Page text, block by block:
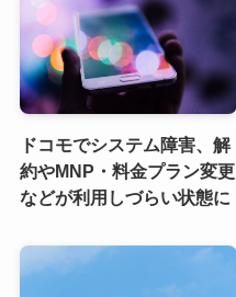
ドコモでシステム障害、解
約やMNP・料金プラン変更
などが利用しづらい状態に